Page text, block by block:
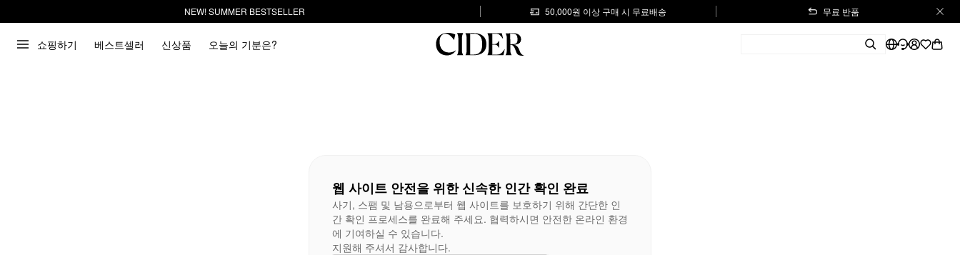
NEW! SUMMER BESTSELLER 50,000원 이상 구매 시 무료배송 무료 반품
쇼핑하기 베스트셀러 신상품 오늘의 기분은?
웹 사이트 안전을 위한 신속한 인간 확인 완료
사기, 스팸 및 남용으로부터 웹 사이트를 보호하기 위해 간단한 인
간 확인 프로세스를 완료해 주세요. 협력하시면 안전한 온라인 환경
에 기여하실 수 있습니다.
지원해 주셔서 감사합니다.